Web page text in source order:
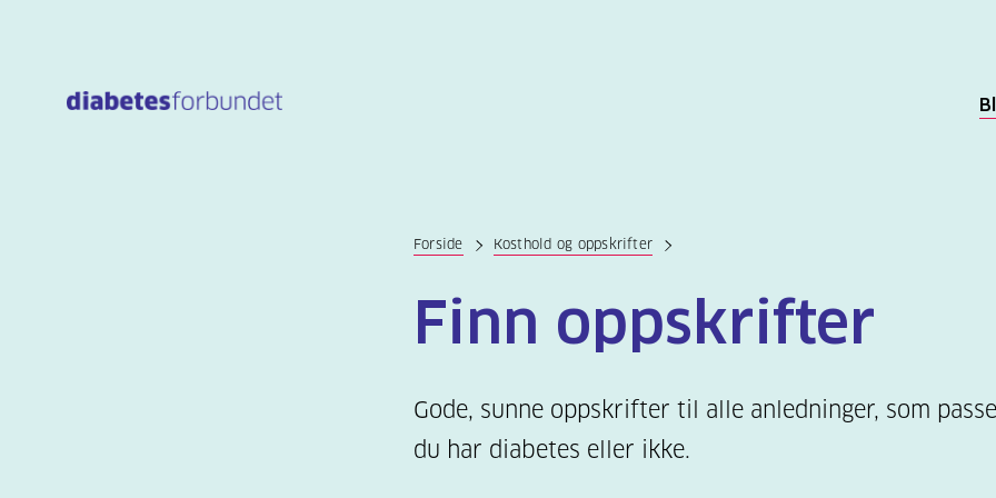
Forside Kosthold og oppskrifter
Finn oppskrifter
Gode, sunne oppskrifter til alle anledninger, som
du har diabetes eller ikke.